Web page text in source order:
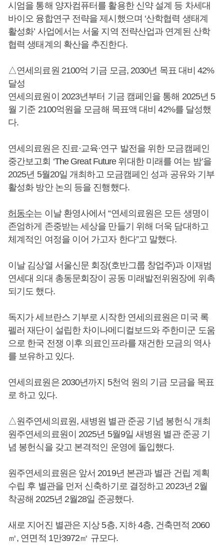
시엄을 통해 양자컴퓨터를 활용한 신약 설계 등 차세대
바이오 융합연구 전략을 제시했으며 ‘산학협력 생태계
활성화’ 사업에서는 서울 지역 전략산업과 연계된 산학
협력 생태계의 확산을 추진한다.
△연세의료원 2100억 기금 모금, 2030년 목표 대비 42%
달성
연세의료원이 2023년부터 기금 캠페인을 통해 2025년 5
월 기준 2100억원을 모금해 목표액 대비 42%를 달성했
다.
연세의료원은 진료·교육·연구 발전을 위한 모금캠페인
중간보고회 ‘The Great Future 위대한 미래를 여는 밤’을
2025년 5월20일 개최하고 모금캠페인 성과 공유와 기부
활성화 방안 논의 등을 진행했다.
허동수는 이날 환영사에서 “연세의료원은 모든 생명이
존엄하게 존중받는 세상을 만들기 위해 더욱 담대하고
체계적인 여정을 이어 가고자 한다”고 말했다.
이날 김상열 서울신문 회장(호반그룹 창업주)과 이재범
연세대 의대 총동문회장이 공동 미래발전위원장에 위촉
되기도 했다.
독지가 세브란스 기부로 시작한 연세의료원은 미국 록
펠러 재단이 설립한 차이나메디컬보드와 주한미군 도움
으로 한국 전쟁 이후 의료인프라를 재건한 모금의 역사
를 보유하고 있다.
연세의료원은 2030년까지 5천억 원의 기금 모금을 목표
로 하고 있다.
△원주연세의료원, 새병원 별관 준공 기념 봉헌식 개최
원주연세의료원이 2025년 5월9일 새병원 별관 준공 기
념 봉헌식을 갖고 본격적인 운영에 돌입했다.
원주연세의료원은 앞서 2019년 본관과 별관 건립 계획
수립 후 별관을 먼저 신축하기로 결정하고 2023년 2월
착공해 2025년 2월28일 준공했다.
새로 지어진 별관은 지상 5층, 지하 4층, 건축면적 2060
㎡, 연면적 1만3972㎡ 규모다.